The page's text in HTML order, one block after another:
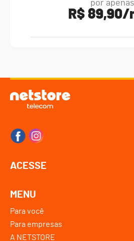
por apenas
R$ 89,90/
ACESSE
MENU
Para você
Para empresas
A NETSTORE